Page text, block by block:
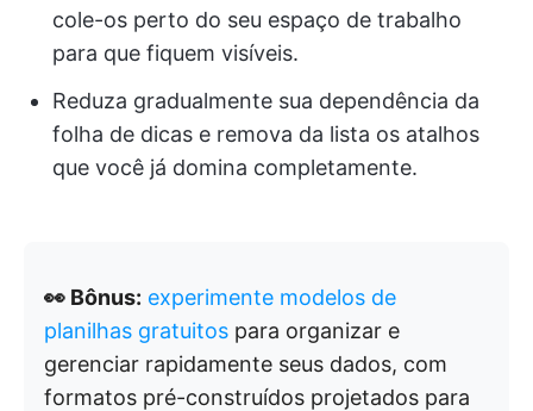
cole-os perto do seu espaço de trabalho
para que fiquem visíveis.
Reduza gradualmente sua dependência da
folha de dicas e remova da lista os atalhos
que você já domina completamente.
👀 Bônus: experimente modelos de
planilhas gratuitos para organizar e
gerenciar rapidamente seus dados, com
formatos pré-construídos projetados para